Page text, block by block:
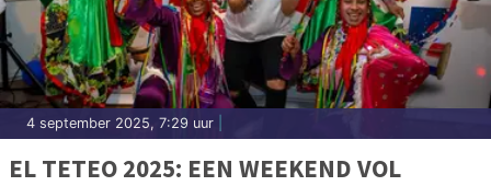
4 september 2025, 7:29 uur
EL TETEO 2025: EEN WEEKEND VOL